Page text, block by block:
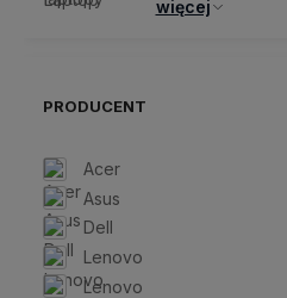
więcej
PRODUCENT
Acer
Asus
Dell
Lenovo
Lenovo